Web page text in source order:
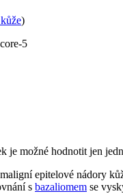
)
je možné hodnotit jen
epitelové nádory
s bazaliomem se